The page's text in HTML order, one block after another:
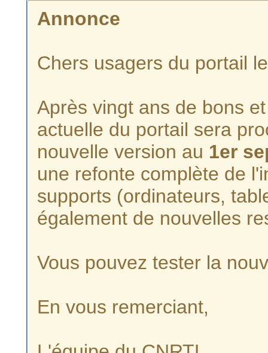
Annonce
Chers usagers du portail
Après vingt ans de bons
actuelle du portail sera
nouvelle version au 1er
une refonte complète de
supports (ordinateurs,
également de nouvelles
Vous pouvez tester la
En vous remerciant,